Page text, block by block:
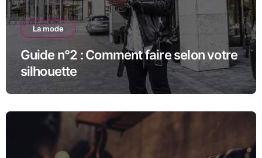
La mode
Guide n°2 : Comment faire selon votre
silhouette